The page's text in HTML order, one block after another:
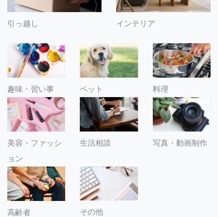
引っ越し インテリア
趣味・習い事 ペット 料理
美容・ファッシ
ョン
生活相談 写真・動画制作
高齢者 その他